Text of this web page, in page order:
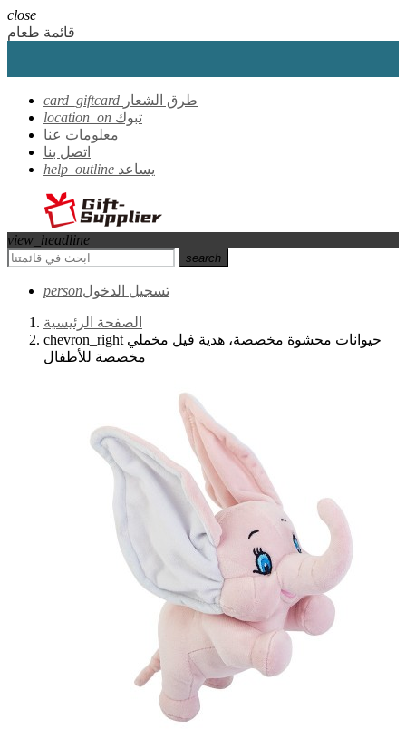
close
قائمة طعام
card_giftcard طرق الشعار
location_on تبوك
معلومات عنا
اتصل بنا
help_outline يساعد
view_headline
search
personتسجيل الدخول
الصفحة الرئيسية
chevron_right حيوانات محشوة مخصصة، هدية فيل مخملي
مخصصة للأطفال